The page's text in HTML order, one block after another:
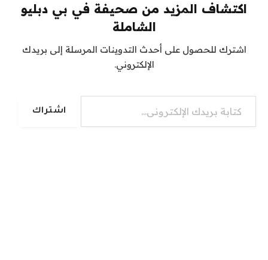
اكتشاف المزيد من صحيفة في بي دبليو
الشاملة
اشترك للحصول على أحدث التدوينات المرسلة إلى بريدك
الإلكتروني.
كتابة بريدك الإلكتروني...
اشتراك